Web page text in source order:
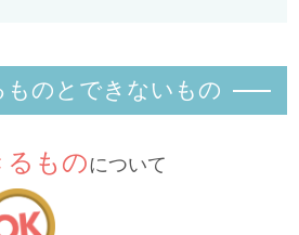
ものとできないもの
るものについて